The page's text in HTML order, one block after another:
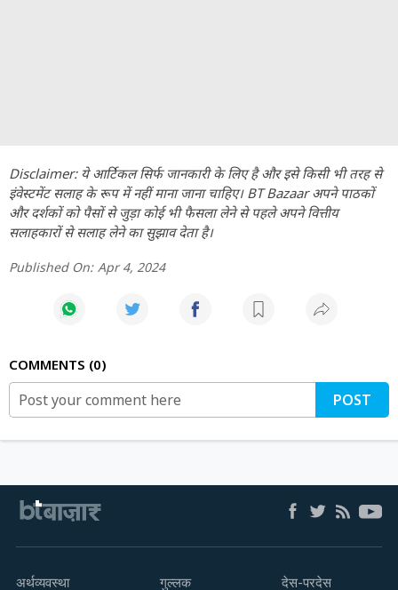
Disclaimer: ये आर्टिकल सिर्फ जानकारी के लिए है और इसे किसी भी तरह से
इंवेस्टमेंट सलाह के रूप में नहीं माना जाना चाहिए। BT Bazaar अपने पाठकों
और दर्शकों को पैसों से जुड़ा कोई भी फैसला लेने से पहले अपने वित्तीय
सलाहकारों से सलाह लेने का सुझाव देता है।
Published On: Apr 4, 2024
COMMENTS 0
POST
अर्थव्यवस्था गुल्लक देस-परदेस